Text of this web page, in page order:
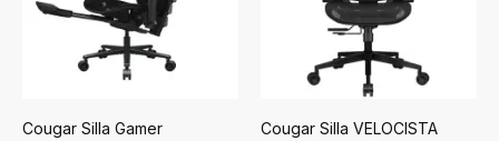
Cougar Silla Gamer
Cougar Silla VELOCISTA